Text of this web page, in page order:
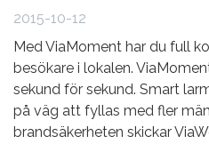
2015-10-12
Med ViaMoment har du full
besökare i lokalen.
sekund för sekund. Smart
på väg att fyllas med fler
brandsäkerheten skickar